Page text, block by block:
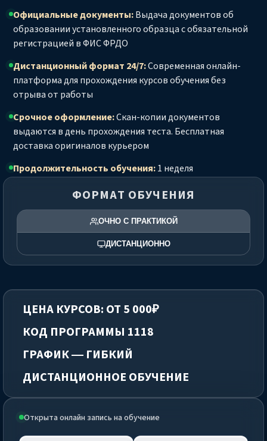
Официальные документы:Выдача документов об
образовании установленного образца с обязательной
регистрацией в ФИС ФРДО
Дистанционный формат 24/7:Современная онлайн-
платформа для прохождения курсов обучения без
отрыва от работы
Срочное оформление:Скан-копии документов
выдаются в день прохождения теста. Бесплатная
доставка оригиналов курьером
Продолжительность обучения:1 неделя
Открыта онлайн запись на обучение
ФОРМАТ ОБУЧЕНИЯ
ОЧНО С ПРАКТИКОЙ
ДИСТАНЦИОННО
ЦЕНА КУРСОВ: ОТ 5 000₽
КОД ПРОГРАММЫ 1118
ГРАФИК — ГИБКИЙ
ДИСТАНЦИОННОЕ ОБУЧЕНИЕ